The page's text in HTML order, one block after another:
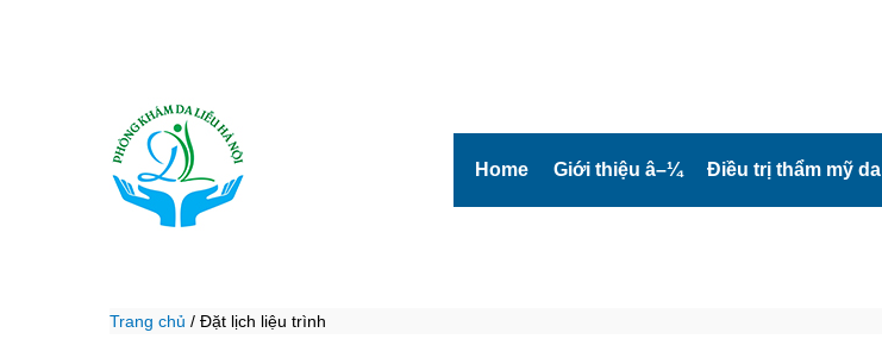
Home Giới thiệu â–¼ Điều trị thẩm mỹ da
Trang chủ / Đặt lịch liệu trình